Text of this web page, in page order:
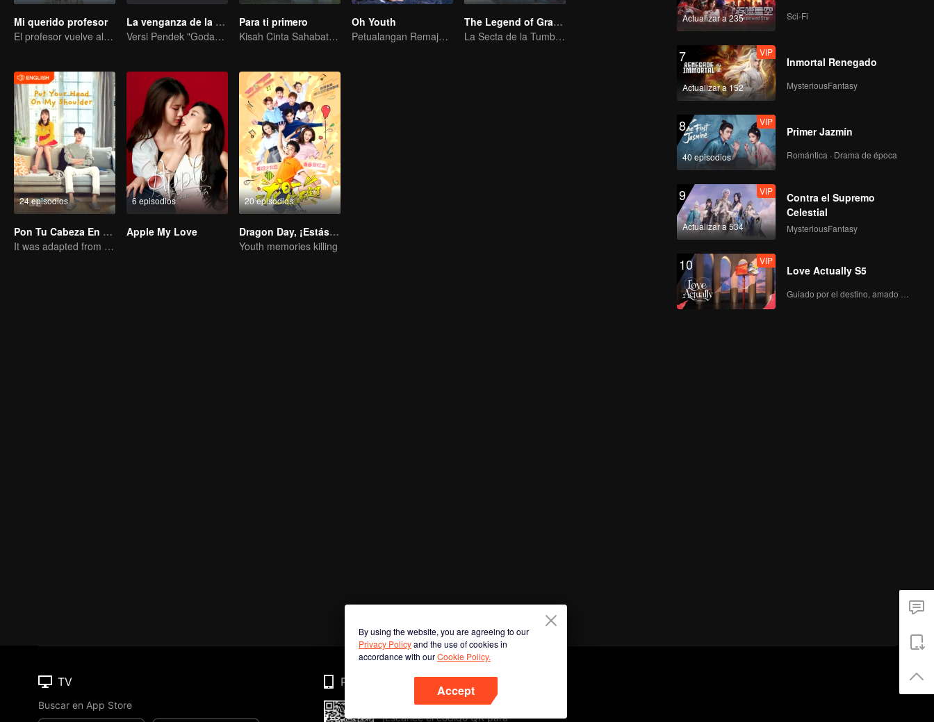
Mi querido profesor
El profesor vuelve al campus como estudiante.
La venganza de la esposa
Versi Pendek "Godaan Pulang"
Para ti primero
Kisah Cinta Sahabat Masa Kecil
Oh Youth
Petualangan Remaja: Segera Dimulai
The Legend of Grave Keepers
La Secta de la Tumba: Una Saga de Artes Marciales
24 episodios
Pon Tu Cabeza En Mi Hombro
It was adapted from the same series of novels as "A Love so Beautiful"
6 episodios
Apple My Love
20 episodios
Dragon Day, ¡Estás muerto!
Youth memories killing
Actualizar a 235 Sci-Fi
7
Actualizar a 152
VIP
Inmortal Renegado
MysteriousFantasy
8
40 episodios
VIP
Primer Jazmín
Romántica · Drama de época
9
Actualizar a 534
VIP
Contra el Supremo
Celestial
MysteriousFantasy
10 VIP
Love Actually S5
By using the website, you are agreeing to our
Privacy Policyand the use of cookies in
accordance with ourCookie Policy.
Accept
TV
Buscar en App Store
Phone
¡Escanee el código QR para